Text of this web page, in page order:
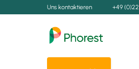
Uns kontaktieren +49